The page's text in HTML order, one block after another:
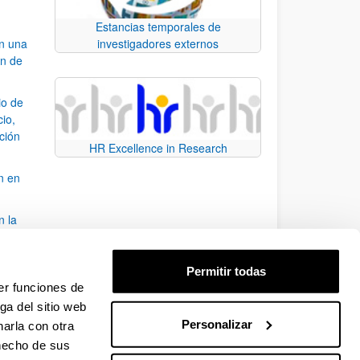
funciones de
del sitio web
con otra
de sus
Permitir todas
Personalizar
una
de
de
en
la
desplazarse.
Estancias temporales de
investigadores externos
HR Excellence in Research